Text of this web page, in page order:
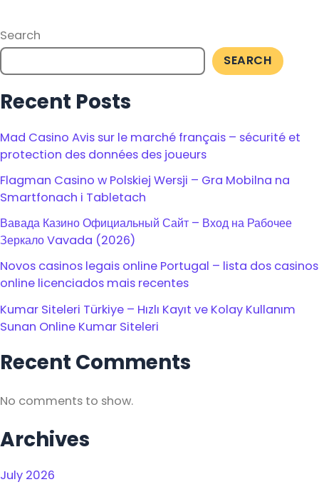
Search
SEARCH
Recent Posts
Mad Casino Avis sur le marché français – sécurité et
protection des données des joueurs
Flagman Casino w Polskiej Wersji – Gra Mobilna na
Smartfonach i Tabletach
Вавада Казино Официальный Сайт – Вход на Рабочее
Зеркало Vavada (2026)
Novos casinos legais online Portugal – lista dos casinos
online licenciados mais recentes
Kumar Siteleri Türkiye – Hızlı Kayıt ve Kolay Kullanım
Sunan Online Kumar Siteleri
Recent Comments
No comments to show.
Archives
July 2026